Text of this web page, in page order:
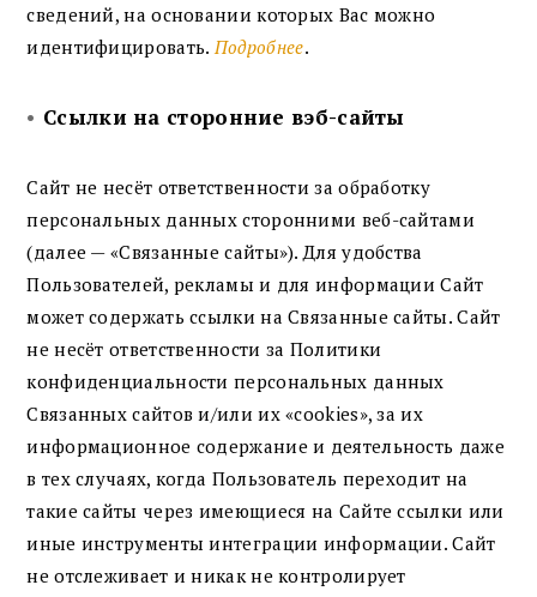
сведений, на основании которых Вас можно
идентифицировать.Подробнее.
• Ссылки на сторонние вэб-сайты
Сайт не несёт ответственности за обработку
персональных данных сторонними веб-сайтами
(далее — «Связанные сайты»). Для удобства
Пользователей, рекламы и для информации Сайт
может содержать ссылки на Связанные сайты. Сайт
не несёт ответственности за Политики
конфиденциальности персональных данных
Связанных сайтов и/или их «cookies», за их
информационное содержание и деятельность даже
в тех случаях, когда Пользователь переходит на
такие сайты через имеющиеся на Сайте ссылки или
иные инструменты интеграции информации. Сайт
не отслеживает и никак не контролирует